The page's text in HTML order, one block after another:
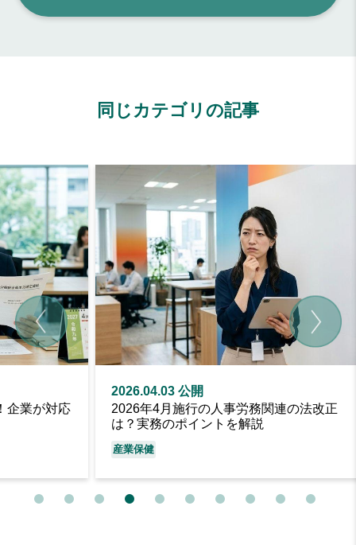
同じカテゴリの記事
2026.04.03 公開
2026年4月施行の人事労務関連の法改正
は？実務のポイントを解説